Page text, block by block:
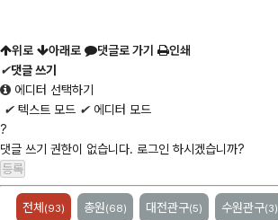
위로 아래로 댓글로 가기
인쇄
✔댓글 쓰기
에디터 선택하기
✔ 텍스트 모드 ✔ 에디터 모드
?
댓글 쓰기 권한이 없습니다. 로그인 하시겠습니까?
전체 (93) 총원(68) 대전관구(5) 수원관구(3)